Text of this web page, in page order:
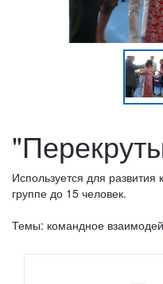
Используется для
группе до 15 человек.
Темы: командное